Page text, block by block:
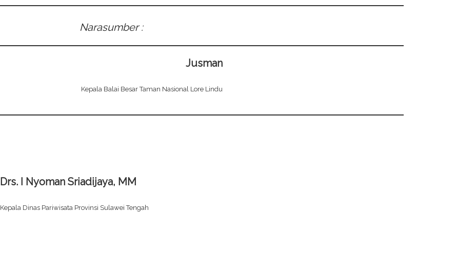
Narasumber :
Jusman
Kepala Balai Besar Taman Nasional Lore Lindu
Drs. I Nyoman Sriadijaya, MM
Kepala Dinas Pariwisata Provinsi Sulawei Tengah